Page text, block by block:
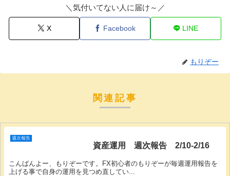
＼気付いてない人に届け～／
X Facebook LINE
もりぞー
関連記事
週次報告
資産運用 週次報告 2/10-2/16
こんばんよー、もりぞーです。FX初心者のもりぞーが毎週運用報告を
上げる事で自身の運用を見つめ直してい...